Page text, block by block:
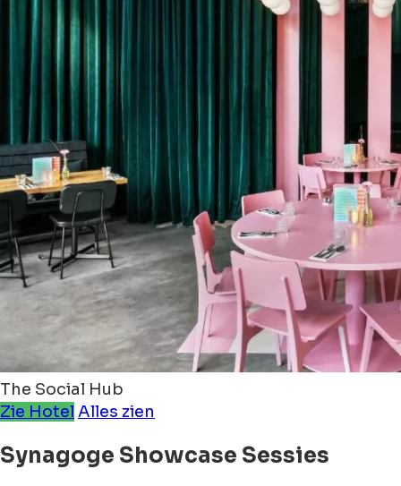
The Social Hub
Zie Hotel Alles zien
Synagoge Showcase Sessies